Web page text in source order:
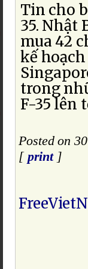
Tin cho
35. Nhật
mua 42
kế
trong
F-35 lên
Posted on
[ print]